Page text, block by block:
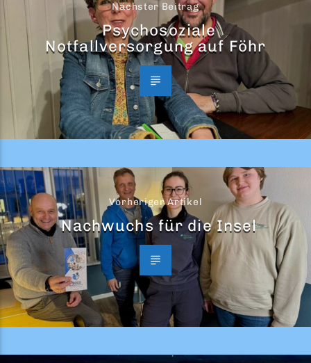
Nächster Beitrag
Psychosoziale
Notfallversorgung auf Föhr
Vorheriger Artikel
Nachwuchs für die Insel